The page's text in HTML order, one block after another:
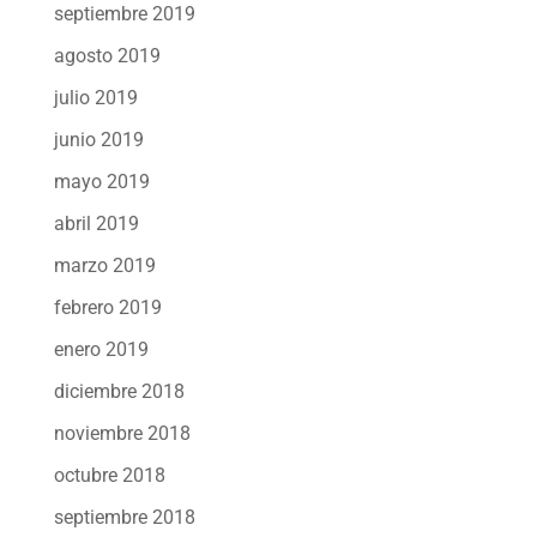
septiembre 2019
agosto 2019
julio 2019
junio 2019
mayo 2019
abril 2019
marzo 2019
febrero 2019
enero 2019
diciembre 2018
noviembre 2018
octubre 2018
septiembre 2018